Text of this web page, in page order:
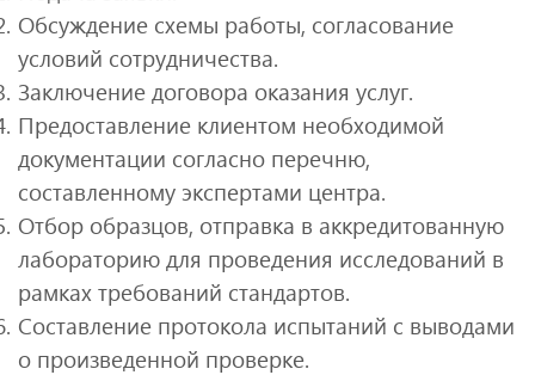
Обсуждение схемы работы, согласование
условий сотрудничества.
Заключение договора оказания услуг.
Предоставление клиентом необходимой
документации согласно перечню,
составленному экспертами центра.
Отбор образцов, отправка в аккредитованную
лабораторию для проведения исследований в
рамках требований стандартов.
Составление протокола испытаний с выводами
о произведенной проверке.